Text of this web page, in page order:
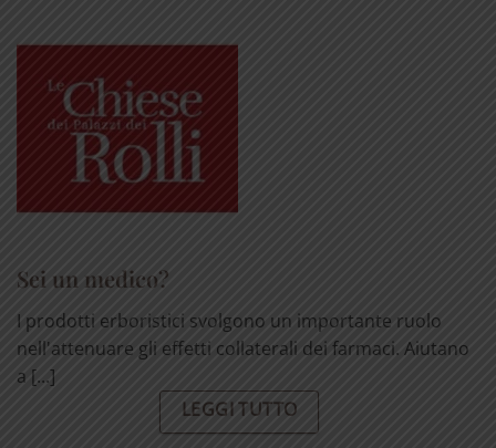
Sei un medico?
I prodotti erboristici svolgono un importante ruolo
nell'attenuare gli effetti collaterali dei farmaci. Aiutano
a [...]
LEGGI TUTTO